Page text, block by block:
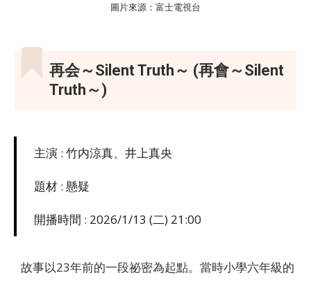
圖片來源：富士電視台
再会～Silent Truth～ (再會～Silent
Truth～)
主演 : 竹内涼真、井上真央
題材 : 懸疑
開播時間 : 2026/1/13 (二) 21:00
故事以23年前的一段祕密為起點。當時小學六年級的